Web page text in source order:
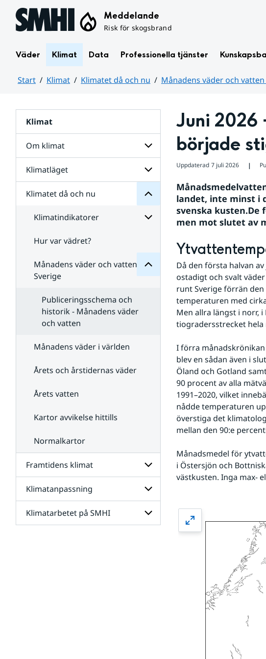
Hoppa till sidans innehåll Meddelande
Risk för skogsbrand
Väder Klimat Data Professionella tjänster
Start Klimat Klimatet då och nu Månadens väder och vatten
Klimat
Om klimat
Undersidor
för
Om
klimat
Klimatläget
Undersidor
Klimatläget
Klimatet då och nu
Undersidor
för
Klimatet
då
och
Klimatindikatorer
Undersidor
Klimatindikatorer
Hur var vädret?
Månadens väder och vatten i
Sverige
Månadens
väder
vatten
i
Publiceringsschema och
historik - Månadens väder
och vatten
Månadens väder i världen
Årets och årstidernas väder
Årets vatten
Kartor avvikelse hittills
Normalkartor
Framtidens klimat
Undersidor
för
Framtidens
klimat
Klimatanpassning
Undersidor
för
Klimatanpassning
Klimatarbetet på SMHI
Juni 2026
började
Uppdaterad 7 juli 2026 ❘
landet, inte minst i
svenska
men mot slutet av
Då den första halvan
ostadigt och svalt
runt Sverige förrän
temperaturen med
Men allra längst i norr,
tiogradersstrecket hela
I förra
blev en sådan även i
Öland och Gotland
90 procent av alla
1991–2020, vilket
nådde temperaturen
överstiga det
mellan den 90:e
Månadsmedel för
i Östersjön och
västkusten. Inga max-